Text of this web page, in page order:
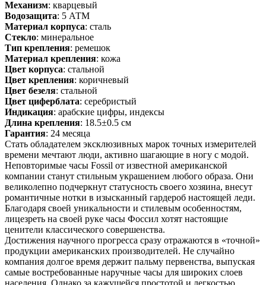
Механизм: кварцевый
Водозащита: 5 АТМ
Материал корпуса: сталь
Стекло: минеральное
Тип крепления: ремешок
Материал крепления: кожа
Цвет корпуса: стальной
Цвет крепления: коричневый
Цвет безеля: стальной
Цвет циферблата: серебристый
Индикация: арабские цифры, индексы
Длина крепления: 18.5±0.5 см
Гарантия: 24 месяца
Стать обладателем эксклюзивных марок точных измерителей
времени мечтают люди, активно шагающие в ногу с модой.
Неповторимые часы Fossil от известной американской
компании станут стильным украшением любого образа. Они
великолепно подчеркнут статусность своего хозяина, внесут
романтичные нотки в изысканный гардероб настоящей леди.
Благодаря своей уникальности и стилевым особенностям,
лицезреть на своей руке часы Фоссил хотят настоящие
ценители классического совершенства.
Достижения научного прогресса сразу отражаются в «точной»
продукции американских производителей. Не случайно
компания долгое время держит пальму первенства, выпуская
самые востребованные наручные часы для широких слоев
населения. Однако за кажущейся простотой и легкостью